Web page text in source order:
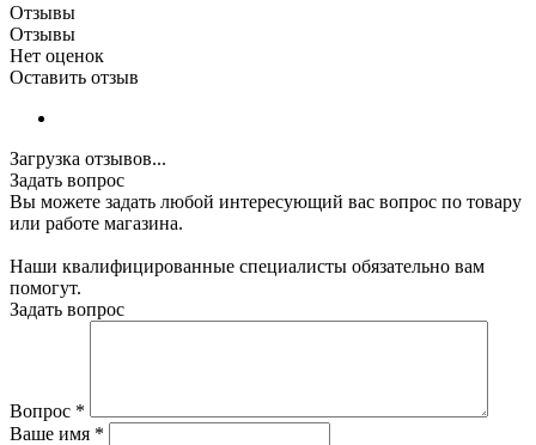
Отзывы
Отзывы
Нет оценок
Оставить отзыв
Загрузка отзывов...
Задать вопрос
Вы можете задать любой интересующий вас вопрос по товару
или работе магазина.
Наши квалифицированные специалисты обязательно вам
помогут.
Задать вопрос
Вопрос *
Ваше имя *